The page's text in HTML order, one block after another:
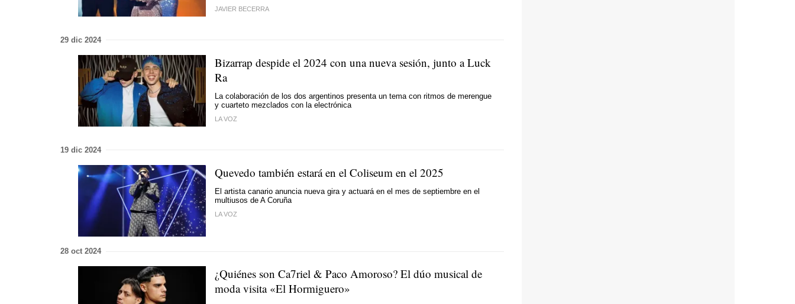
JAVIER BECERRA
29 dic 2024
Bizarrap despide el 2024 con una nueva sesión, junto a Luck
Ra
La colaboración de los dos argentinos presenta un tema con ritmos de merengue
y cuarteto mezclados con la electrónica
LA VOZ
19 dic 2024
Quevedo también estará en el Coliseum en el 2025
El artista canario anuncia nueva gira y actuará en el mes de septiembre en el
multiusos de A Coruña
LA VOZ
28 oct 2024
¿Quiénes son Ca7riel & Paco Amoroso? El dúo musical de
moda visita «El Hormiguero»